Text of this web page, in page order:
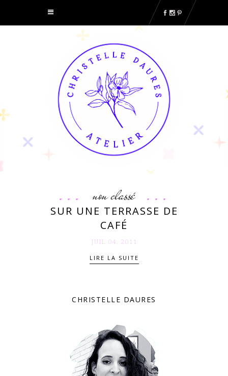
non classé
SUR UNE TERRASSE DE
CAFÉ
JUIL 04. 2011
LIRE LA SUITE
CHRISTELLE DAURES